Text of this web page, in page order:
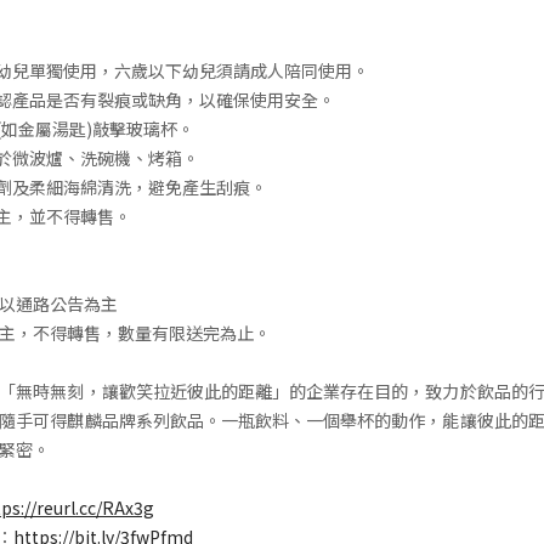
兒單獨使用，六歲以下幼兒須請成人陪同使用。
產品是否有裂痕或缺角，以確保使用安全。
金屬湯匙)敲擊玻璃杯。
微波爐、洗碗機、烤箱。
及柔細海綿清洗，避免產生刮痕。
，並不得轉售。
通路公告為主
，不得轉售，數量有限送完為止。
無時無刻，讓歡笑拉近彼此的距離」的企業存在目的，致力於飲品的
手可得麒麟品牌系列飲品。一瓶飲料、一個舉杯的動作，能讓彼此的
密。
reurl.cc/RAx3g
https://bit.ly/3fwPfmd